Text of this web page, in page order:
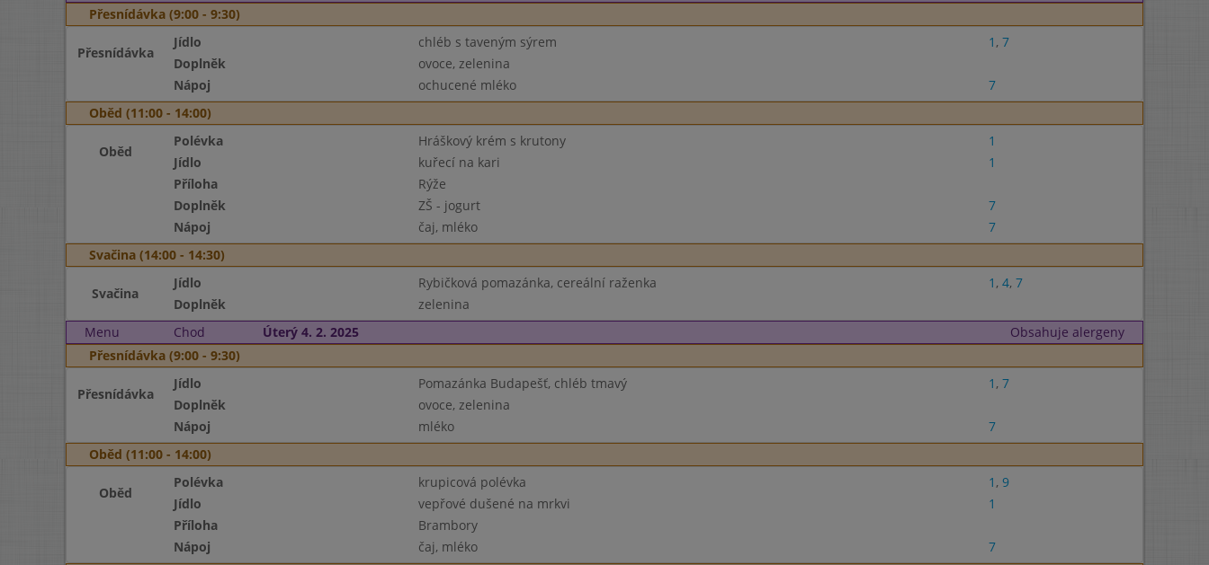
Přesnídávka (9:00 - 9:30)
Přesnídávka
Jídlo chléb s taveným sýrem 1 , 7
Doplněk
ovoce, zelenina
Nápoj
ochucené mléko
7
Oběd (11:00 - 14:00)
Oběd
Polévka Hráškový krém s krutony
1
Jídlo
kuřecí na kari
1
Příloha
Rýže
Doplněk
ZŠ - jogurt
7
Nápoj
čaj, mléko
7
Svačina (14:00 - 14:30)
Svačina
Jídlo Rybičková pomazánka, cereální raženka 1 , 4, 7
Doplněk
zelenina
Menu
Chod Úterý 4. 2. 2025
Obsahuje alergeny
Přesnídávka (9:00 - 9:30)
Přesnídávka
Jídlo Pomazánka Budapešť, chléb tmavý 1 , 7
Doplněk
ovoce, zelenina
Nápoj
mléko
7
Oběd (11:00 - 14:00)
Oběd
Polévka krupicová polévka 1 , 9
Jídlo
vepřové dušené na mrkvi
1
Příloha
Brambory
Nápoj
čaj, mléko
7